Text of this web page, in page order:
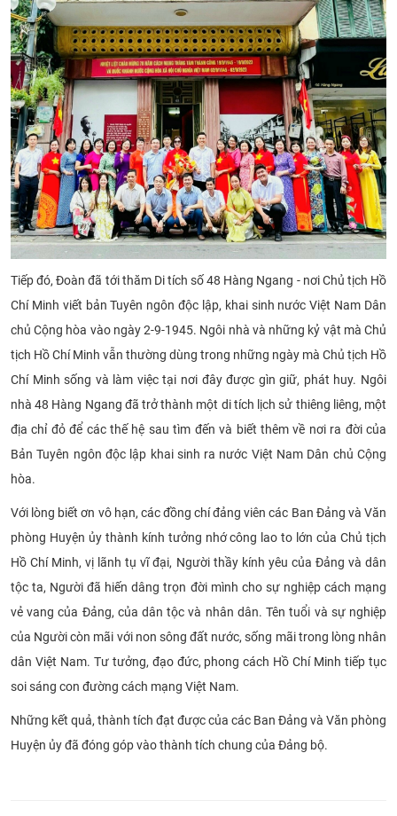
Tiếp đó, Đoàn đã tới thăm Di tích số 48 Hàng Ngang - nơi Chủ tịch Hồ
Chí Minh viết bản Tuyên ngôn độc lập, khai sinh nước Việt Nam Dân
chủ Cộng hòa vào ngày 2-9-1945. Ngôi nhà và những kỷ vật mà Chủ
tịch Hồ Chí Minh vẫn thường dùng trong những ngày mà Chủ tịch Hồ
Chí Minh sống và làm việc tại nơi đây được gìn giữ, phát huy. Ngôi
nhà 48 Hàng Ngang đã trở thành một di tích lịch sử thiêng liêng, một
địa chỉ đỏ để các thế hệ sau tìm đến và biết thêm về nơi ra đời của
Bản Tuyên ngôn độc lập khai sinh ra nước Việt Nam Dân chủ Cộng
hòa.
Với lòng biết ơn vô hạn, các đồng chí đảng viên các Ban Đảng và Văn
phòng Huyện ủy thành kính tưởng nhớ công lao to lớn của Chủ tịch
Hồ Chí Minh, vị lãnh tụ vĩ đại, Người thầy kính yêu của Đảng và dân
tộc ta, Người đã hiến dâng trọn đời mình cho sự nghiệp cách mạng
vẻ vang của Đảng, của dân tộc và nhân dân. Tên tuổi và sự nghiệp
của Người còn mãi với non sông đất nước, sống mãi trong lòng nhân
dân Việt Nam. Tư tưởng, đạo đức, phong cách Hồ Chí Minh tiếp tục
soi sáng con đường cách mạng Việt Nam.
Những kết quả, thành tích đạt được của các Ban Đảng và Văn phòng
Huyện ủy đã đóng góp vào thành tích chung của Đảng bộ.